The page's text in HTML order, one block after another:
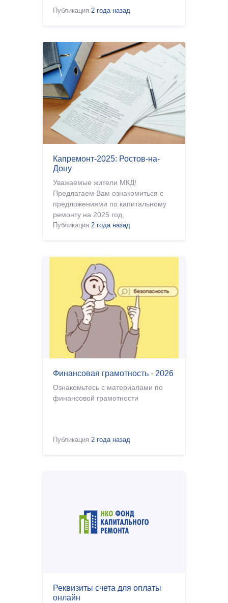
Публикация 2 года назад
Капремонт-2025: Ростов-на-
Дону
Уважаемые жители МКД!
Предлагаем Вам ознакомиться с
предложениями по капитальному
ремонту на 2025 год,
разработанными в соответствии с
Публикация 2 года назад
Финансовая грамотность - 2026
Ознакомьтесь с материалами по
финансовой грамотности
Публикация 2 года назад
Реквизиты счета для оплаты
онлайн